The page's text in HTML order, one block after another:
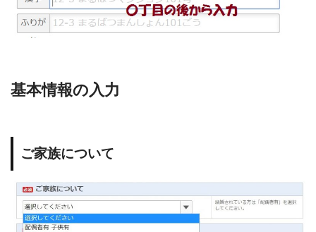
基本情報の入力
ご家族について